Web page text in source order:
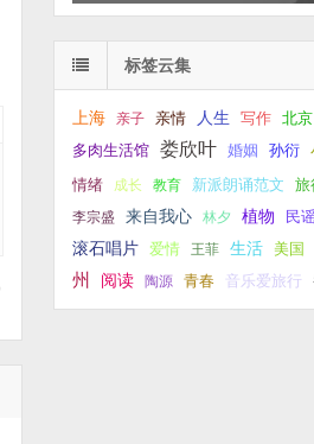
标签云集
上海 亲子 亲情 人生 写作 北京
多肉生活馆 娄欣叶 婚姻 孙衍
情绪 成长 教育 新派朗诵范文 旅
李宗盛 来自我心 林夕 植物 民
滚石唱片
爱情 王菲 生活 美国
州
阅读 陶源 青春 音乐爱旅行